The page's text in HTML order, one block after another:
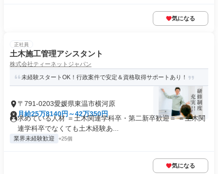
気になる
正社員
土木施工管理アシスタント
株式会社ティーネットジャパン
未経験スタートOK！行政案件で安定＆資格取得サポートあり！
〒791-0203愛媛県東温市横河原
月給25万8140円～42万350円
求めている人材 ＝土木関連学科卒・第二新卒歓迎＝ ＝土木関
連学科卒でなくても土木経験あ...
業界未経験歓迎 +25個
気になる